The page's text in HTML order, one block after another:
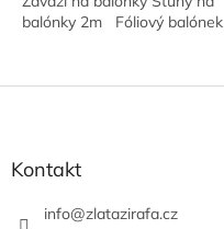
balónky 2m Fóliový balónek
Z
Kontakt
info@zlatazirafa.cz